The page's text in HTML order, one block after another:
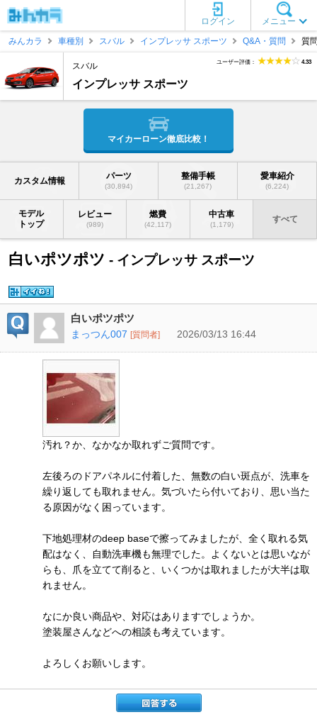
メニュー
ログイン
みんカラ
車種別 スバル インプレッサ スポーツ Q&A・質問 質
スバル
インプレッサ スポーツ
ユーザー評価： 4.33
マイカーローン徹底比較！
カスタム情報 パーツ
(30,894)
整備手帳
(21,267)
愛車紹介
(6,224)
モデル
トップ
レビュー
(989)
燃費
(42,117)
中古車
(1,179)
すべて
白いポツポツ - インプレッサ スポーツ
白いポツポツ
まっつん007 [質問者] 2026/03/13 16:44
汚れ？か、なかなか取れずご質問です。
左後ろのドアパネルに付着した、無数の白い斑点が、洗車を
繰り返しても取れません。気づいたら付いており、思い当た
る原因がなく困っています。
下地処理材のdeep baseで擦ってみましたが、全く取れる気
配はなく、自動洗車機も無理でした。よくないとは思いなが
らも、爪を立てて削ると、いくつかは取れましたが大半は取
れません。
なにか良い商品や、対応はありますでしょうか。
塗装屋さんなどへの相談も考えています。
よろしくお願いします。